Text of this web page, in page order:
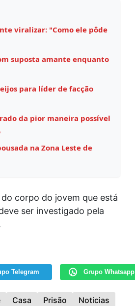
viralizar: "Como ele pôde
suposta amante enquanto
para líder de facção
da pior maneira possível
na Zona Leste de
corpo do jovem que está
ser investigado pela
Telegram Grupo Whatsapp
Casa Prisão
Noticias